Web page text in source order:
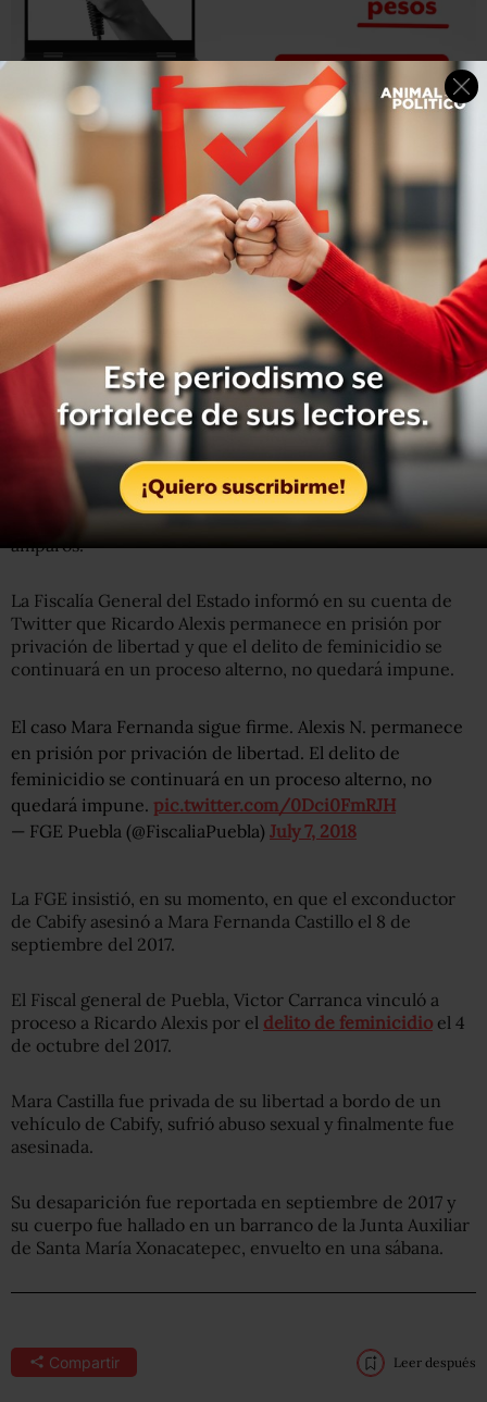
El amparo concedido por el Tribunal señala que se
deberá iniciar por separado carpeta de investigación por
feminicidio, aunque esto no implica la libertad del
exchofer.
Finalmente, el tercer amparo obliga al Tribunal Superior
de Justicia (TSJ) a repetir la audiencia de vinculación a
proceso por el delito de privación ilegal de la libertad.
En caso de fallar en contra del exchofer de Cabifiy, el Juez
de Control no podrá dictar prisión preventiva como
medida cautelar.
La defensa espera que en las próximas semanas Ricardo
Alexis pueda abandonar la cárcel tras ganar los tres
amparos.
La Fiscalía General del Estado informó en su cuenta de
Twitter que Ricardo Alexis permanece en prisión por
privación de libertad y que el delito de feminicidio se
continuará en un proceso alterno, no quedará impune.
El caso Mara Fernanda sigue firme. Alexis N. permanece
en prisión por privación de libertad. El delito de
feminicidio se continuará en un proceso alterno, no
quedará impune. pic.twitter.com/0Dci0FmRJH
— FGE Puebla (@FiscaliaPuebla) July 7, 2018
La FGE insistió, en su momento, en que el exconductor
de Cabify asesinó a Mara Fernanda Castillo el 8 de
septiembre del 2017.
El Fiscal general de Puebla, Victor Carranca vinculó a
proceso a Ricardo Alexis por el delito de feminicidio el 4
de octubre del 2017.
Mara Castilla fue privada de su libertad a bordo de un
vehículo de Cabify, sufrió abuso sexual y finalmente fue
asesinada.
Su desaparición fue reportada en septiembre de 2017 y
su cuerpo fue hallado en un barranco de la Junta Auxiliar
de Santa María Xonacatepec, envuelto en una sábana.
Compartir Leer después